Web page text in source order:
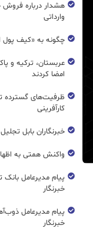
هشدار درباره
وارداتی
چگونه به «کیف
عربستان، ترکیه و
امضا کردند
ظرفیت‌های گسترده‌
کارآفرینی
خبرنگاران بابل
واکنش همتی به
پیام مدیرعامل
خبرنگار
پیام مدیرعامل
خبرنگار